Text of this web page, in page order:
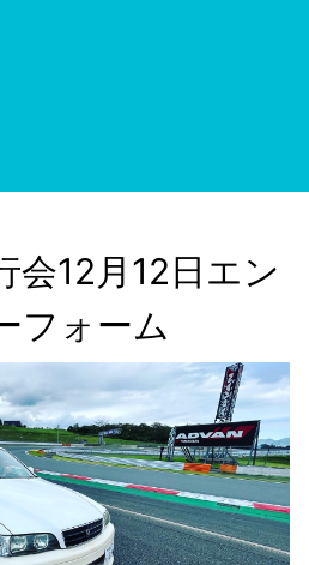
会12月12日エン
フォーム